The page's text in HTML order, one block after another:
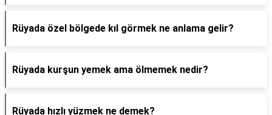
Rüyada özel bölgede kıl görmek ne anlama gelir?
Rüyada kurşun yemek ama ölmemek nedir?
Rüyada hızlı yüzmek ne demek?